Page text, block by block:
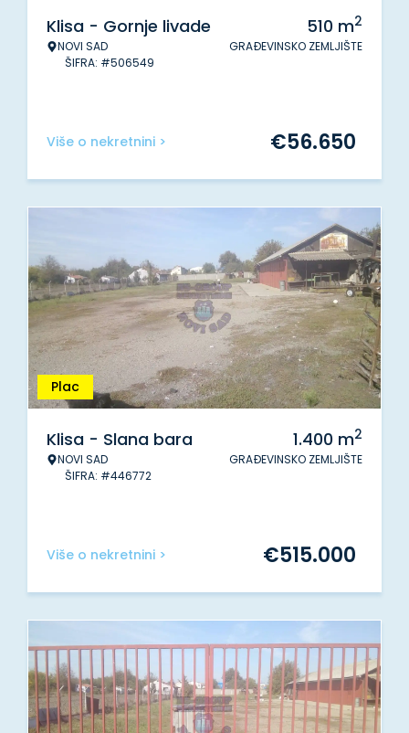
Klisa - Gornje livade
NOVI SAD
ŠIFRA: #506549
510 m2
GRAĐEVINSKO ZEMLJIŠTE
Više o nekretnini > €56.650
Plac
Klisa - Slana bara
NOVI SAD
ŠIFRA: #446772
1.400 m2
GRAĐEVINSKO ZEMLJIŠTE
Više o nekretnini > €515.000